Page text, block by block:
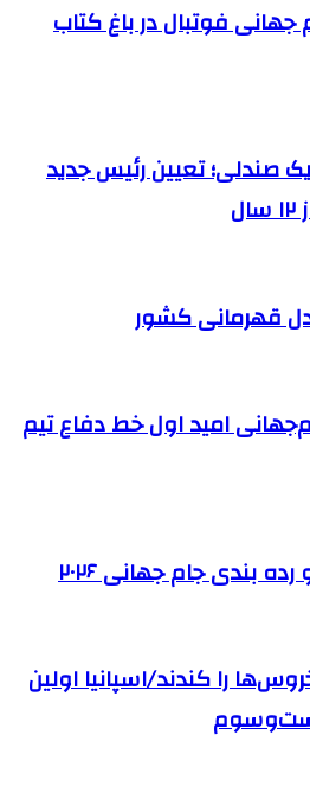
فوتبال در باغ کتاب
صندلی؛ تعیین رئیس جدید
قهرمانی کشور
امید اول خط دفاع تیم
بندی جام جهانی ۲۰۲۶
را کندند/اسپانیا اولین